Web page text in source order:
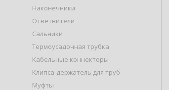
Наконечники
Ответвители
Сальники
Термоусадочная трубка
Кабельные коннекторы
Клипса-держатель для труб
Муфты